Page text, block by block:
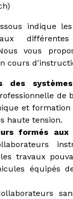
indique
vous
cours
des
de
et
haute tension.
formés aux
travaux
équipés